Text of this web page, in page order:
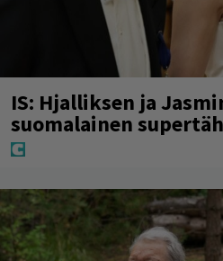
IS: Hjalliksen ja
suomalainen